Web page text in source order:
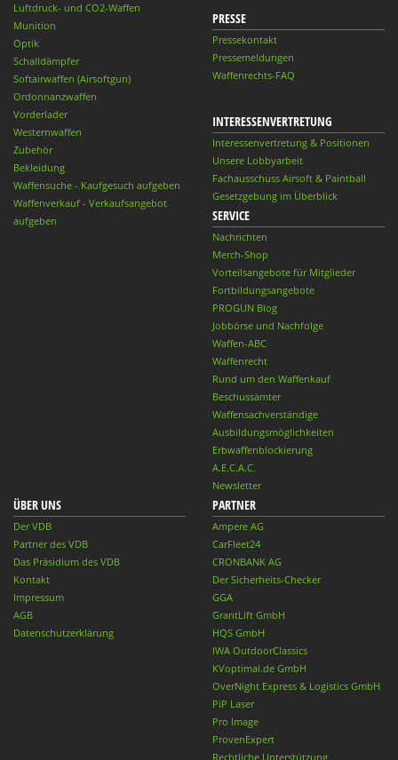
Luftdruck- und CO2-Waffen
Munition
Optik
Schalldämpfer
Softairwaffen (Airsoftgun)
Ordonnanzwaffen
Vorderlader
Westernwaffen
Zubehör
Bekleidung
Waffensuche - Kaufgesuch aufgeben
Waffenverkauf - Verkaufsangebot
aufgeben
PRESSE
Pressekontakt
Pressemeldungen
Waffenrechts-FAQ
INTERESSENVERTRETUNG
Interessenvertretung & Positionen
Unsere Lobbyarbeit
Fachausschuss Airsoft & Paintball
Gesetzgebung im Überblick
SERVICE
Nachrichten
Merch-Shop
Vorteilsangebote für Mitglieder
Fortbildungsangebote
PROGUN Blog
Jobbörse und Nachfolge
Waffen-ABC
Waffenrecht
Rund um den Waffenkauf
Beschussämter
Waffensachverständige
Ausbildungsmöglichkeiten
Erbwaffenblockierung
A.E.C.A.C.
Newsletter
ÜBER UNS
Der VDB
Partner des VDB
Das Präsidium des VDB
Kontakt
Impressum
AGB
Datenschutzerklärung
PARTNER
Ampere AG
CarFleet24
CRONBANK AG
Der Sicherheits-Checker
GGA
GrantLift GmbH
HQS GmbH
IWA OutdoorClassics
KVoptimal.de GmbH
OverNight Express & Logistics GmbH
PiP Laser
Pro Image
ProvenExpert
Rechtliche Unterstützung